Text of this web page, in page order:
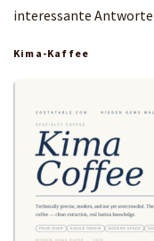
interessante
Kima-Kaffee